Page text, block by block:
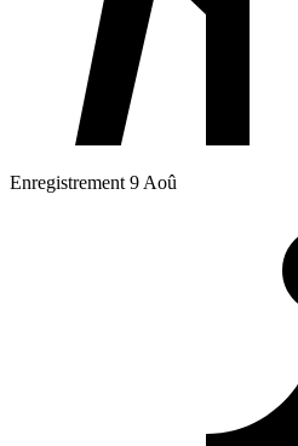
Enregistrement 9 Aoû